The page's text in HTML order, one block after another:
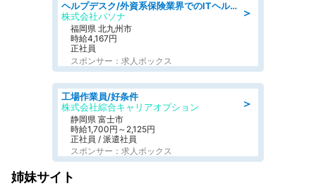
＞
ヘルプデスク/外資系保険業界でのITヘルプデスク業務/駅近/即日勤務可/ヘルプデスク
株式会社パソナ
福岡県 北九州市
時給4,167円
正社員
スポンサー：求人ボックス
＞
工場作業員/好条件
株式会社綜合キャリアオプション
静岡県 富士市
時給1,700円～2,125円
正社員 / 派遣社員
スポンサー：求人ボックス
姉妹サイト